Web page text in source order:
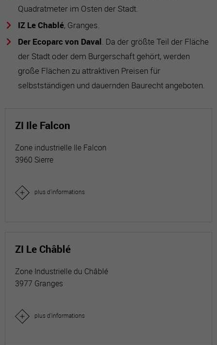
Quadratmeter im Osten der Stadt.
IZ Le Chablé, Granges.
Der Ecoparc von Daval. Da der größte Teil der Fläche
der Stadt oder dem Burgerschaft gehört, werden
große Flächen zu attraktiven Preisen für
selbstständigen und dauernden Baurecht angeboten.
ZI Ile Falcon
Zone industrielle Ile Falcon
3960 Sierre
plus d'informations
ZI Le Châblé
Zone Industrielle du Châblé
3977 Granges
plus d'informations